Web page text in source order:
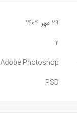
29 مهر 1404
2
Adobe Photoshop
PSD